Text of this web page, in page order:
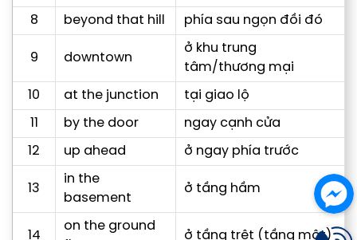
8 beyond that hill phía sau ngọn đồi đó
9 downtown
ở khu trung
tâm/thương mại
10 at the junction tại giao lộ
11 by the door ngay cạnh cửa
12 up ahead ở ngay phía trước
13
in the
basement
ở tầng hầm
14
on the ground
ở tầng trệt (tầng một)